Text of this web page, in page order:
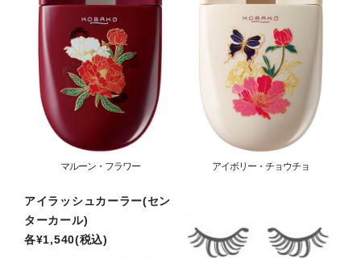
マルーン・フラワー アイボリー・チョウチョ
アイラッシュカーラー(セン
ターカール)
各¥1,540(税込)